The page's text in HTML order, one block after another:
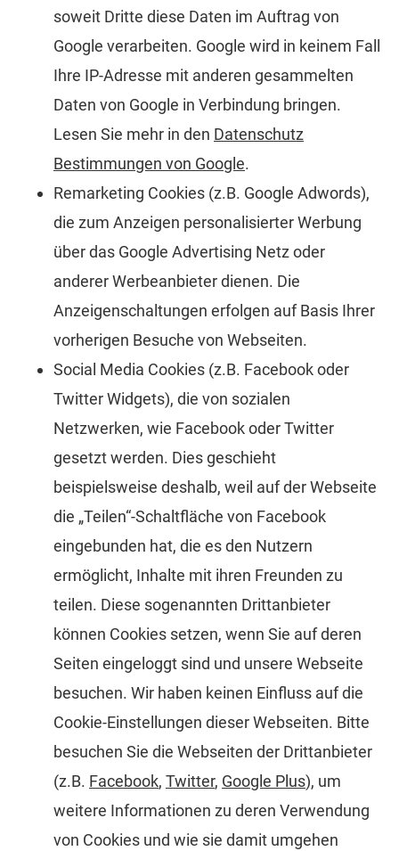
soweit Dritte diese Daten im Auftrag von
Google verarbeiten. Google wird in keinem Fall
Ihre IP-Adresse mit anderen gesammelten
Daten von Google in Verbindung bringen.
Lesen Sie mehr in den Datenschutz
Bestimmungen von Google.
Remarketing Cookies (z.B. Google Adwords),
die zum Anzeigen personalisierter Werbung
über das Google Advertising Netz oder
anderer Werbeanbieter dienen. Die
Anzeigenschaltungen erfolgen auf Basis Ihrer
vorherigen Besuche von Webseiten.
Social Media Cookies (z.B. Facebook oder
Twitter Widgets), die von sozialen
Netzwerken, wie Facebook oder Twitter
gesetzt werden. Dies geschieht
beispielsweise deshalb, weil auf der Webseite
die „Teilen“-Schaltfläche von Facebook
eingebunden hat, die es den Nutzern
ermöglicht, Inhalte mit ihren Freunden zu
teilen. Diese sogenannten Drittanbieter
können Cookies setzen, wenn Sie auf deren
Seiten eingeloggt sind und unsere Webseite
besuchen. Wir haben keinen Einfluss auf die
Cookie-Einstellungen dieser Webseiten. Bitte
besuchen Sie die Webseiten der Drittanbieter
(z.B. Facebook, Twitter, Google Plus), um
weitere Informationen zu deren Verwendung
von Cookies und wie sie damit umgehen